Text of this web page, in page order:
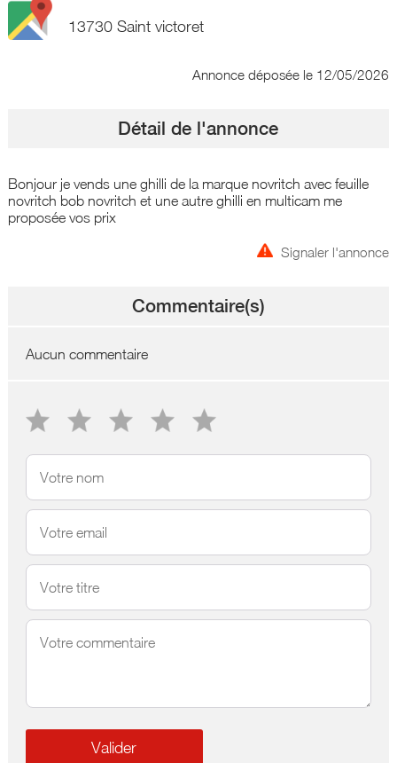
13730 Saint victoret
Annonce déposée le 12/05/2026
Détail de l'annonce
Bonjour je vends une ghilli de la marque novritch avec feuille
novritch bob novritch et une autre ghilli en multicam me
proposée vos prix
Signaler l'annonce
Commentaire(s)
Aucun commentaire